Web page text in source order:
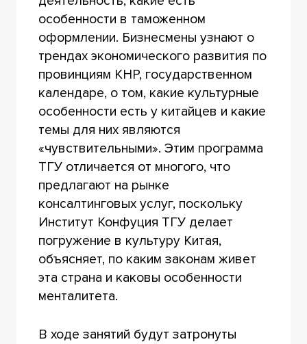
особенности в таможенном
оформлении. Бизнесмены узнают о
трендах экономического развития по
провинциям КНР, государственном
календаре, о том, какие культурные
особенности есть у китайцев и какие
темы для них являются
«чувствительными». Этим программа
ТГУ отличается от многого, что
предлагают на рынке
консалтинговых услуг, поскольку
Институт Конфуция ТГУ делает
погружение в культуру Китая,
объясняет, по каким законам живет
эта страна и каковы особенности
менталитета.
В ходе занятий будут затронуты